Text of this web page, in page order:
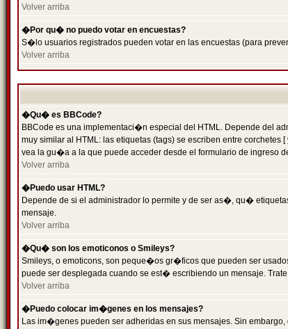
Volver arriba
�Por qu� no puedo votar en encuestas?
S�lo usuarios registrados pueden votar en las encuestas (para
Volver arriba
�Qu� es BBCode?
BBCode es una implementaci�n especial del HTML. Depende del
muy similar al HTML: las etiquetas (tags) se escriben entre
vea la gu�a a la que puede acceder desde el formulario de ingreso
Volver arriba
�Puedo usar HTML?
Depende de si el administrador lo permite y de ser as�, qu�
mensaje.
Volver arriba
�Qu� son los emoticonos o Smileys?
Smileys, o emoticons, son peque�os gr�ficos que pueden ser
puede ser desplegada cuando se est� escribiendo un mensaje.
Volver arriba
�Puedo colocar im�genes en los mensajes?
Las im�genes pueden ser adheridas en sus mensajes. Sin